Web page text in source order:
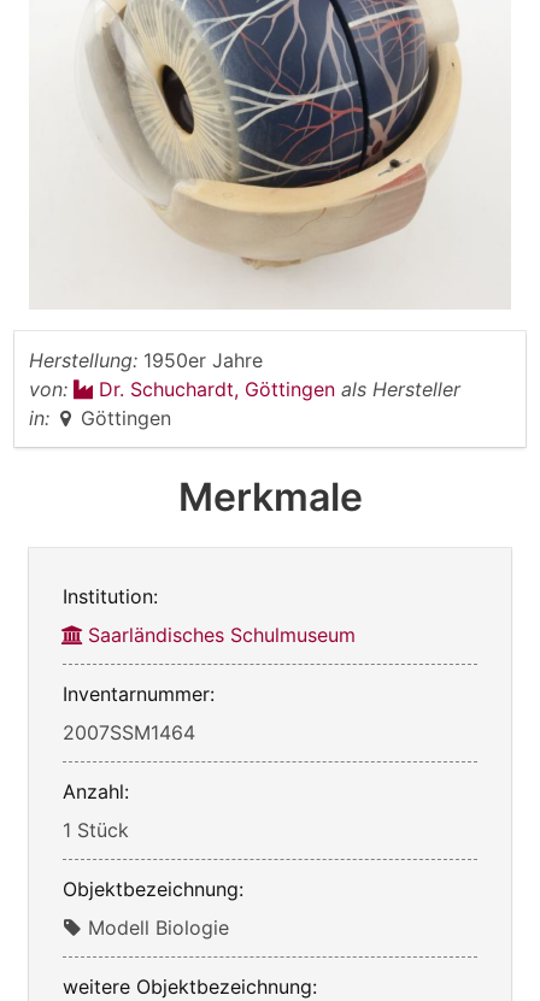
Herstellung: 1950er Jahre
von:
Dr. Schuchardt, Göttingen als Hersteller
in:
Göttingen
Merkmale
Institution:
Saarländisches Schulmuseum
Inventarnummer:
2007SSM1464
Anzahl:
1 Stück
Objektbezeichnung:
Modell Biologie
weitere Objektbezeichnung: